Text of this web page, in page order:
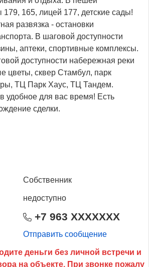
179, 165, лицей 177, детские сады!
развязка - остановки
В шаговой доступности
аптеки, спортивные комплексы.
доступности набережная реки
цветы, сквер Стамбул, парк
ТЦ Парк Хаус, ТЦ Тандем.
удобное для вас время! Есть
сделки.
Собственник
недоступно
+7 963 XXXXXXX
Отправить сообщение